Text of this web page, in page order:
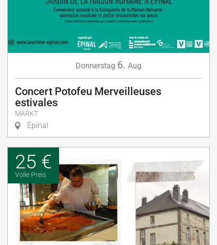
Donnerstag 6. Aug
Concert Potofeu Merveilleuses
estivales
MARKT
Épinal
25 €
Volle Preis